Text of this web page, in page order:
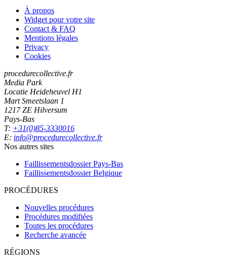
À propos
Widget pour votre site
Contact & FAQ
Mentions légales
Privacy
Cookies
procedurecollective.fr
Media Park
Locatie Heideheuvel H1
Mart Smeetslaan 1
1217 ZE Hilversum
Pays-Bas
T: +31(0)85-3330016
E: info@procedurecollective.fr
Nos autres sites
Faillissementsdossier Pays-Bas
Faillissementsdossier Belgique
PROCÉDURES
Nouvelles procédures
Procédures modifiées
Toutes les procédures
Recherche avancée
RÉGIONS